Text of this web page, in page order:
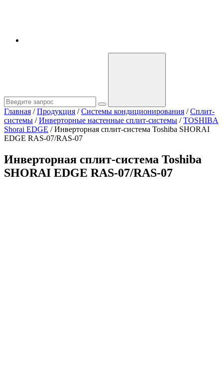
Главная / Продукция / Системы кондиционирования / Сплит-
системы / Инверторные настенные сплит-системы / TOSHIBA
Shorai EDGE /Инверторная сплит-система Toshiba SHORAI
EDGE RAS-07/RAS-07
Инверторная сплит-система Toshiba
SHORAI EDGE RAS-07/RAS-07